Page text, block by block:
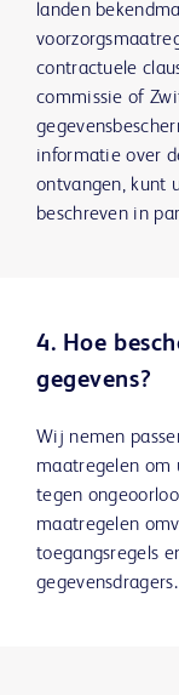
landen
contractuele
commissie of
informatie over
ontvangen, kunt
beschreven in
4. Hoe
gegevens?
Wij nemen
maatregelen om
tegen
maatregelen
toegangsregels
gegevensdragers.